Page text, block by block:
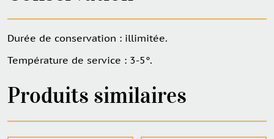
Durée de conservation : illimitée.
Température de service : 3-5°.
Produits similaires